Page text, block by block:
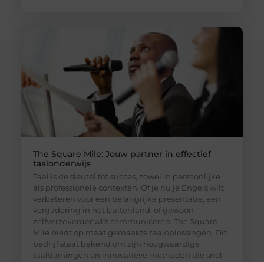
The Square Mile: Jouw partner in effectief
taalonderwijs
Taal is de sleutel tot succes, zowel in persoonlijke
als professionele contexten. Of je nu je Engels wilt
verbeteren voor een belangrijke presentatie, een
vergadering in het buitenland, of gewoon
zelfverzekerder wilt communiceren, The Square
Mile biedt op maat gemaakte taaloplossingen. Dit
bedrijf staat bekend om zijn hoogwaardige
taaltrainingen en innovatieve methoden die snel